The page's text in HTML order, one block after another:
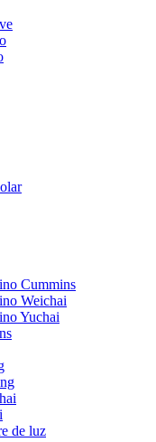
Cummins
Weichai
Yuchai
de luz